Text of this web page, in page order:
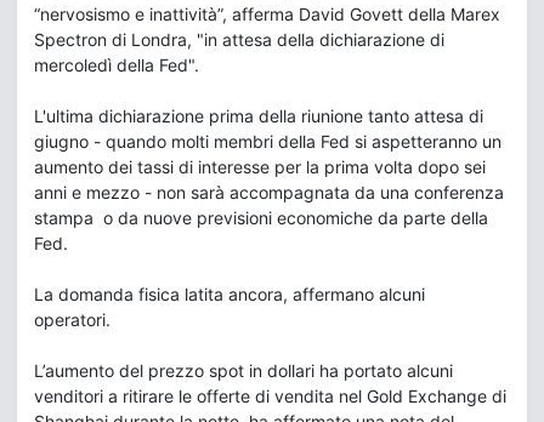
“nervosismo e inattività”, afferma David Govett della Marex
Spectron di Londra, "in attesa della dichiarazione di
mercoledì della Fed".
L'ultima dichiarazione prima della riunione tanto attesa di
giugno - quando molti membri della Fed si aspetteranno un
aumento dei tassi di interesse per la prima volta dopo sei
anni e mezzo - non sarà accompagnata da una conferenza
stampa o da nuove previsioni economiche da parte della
Fed.
La domanda fisica latita ancora, affermano alcuni
operatori.
L’aumento del prezzo spot in dollari ha portato alcuni
venditori a ritirare le offerte di vendita nel Gold Exchange di